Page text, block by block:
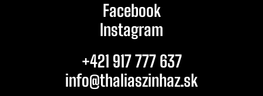
Facebook
Instagram
+421 917 777 637
info@thaliaszinhaz.sk